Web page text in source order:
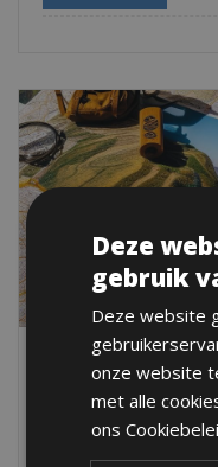
Spanje -> Camino de Santiago
Camino De
Camino de Santiago
minimaal 7 dagen van
Deze
gebruik
Deze website
onze website
met alle
ons